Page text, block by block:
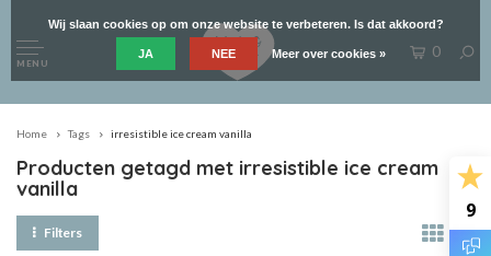
9
MENU
0
Home Tags irresistible ice cream vanilla
Producten getagd met irresistible ice cream
vanilla
Filters
Wij slaan cookies op om onze website te verbeteren. Is dat akkoord?
JA NEE Meer over cookies »